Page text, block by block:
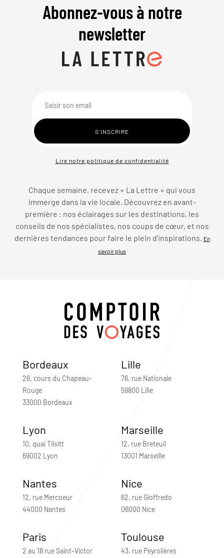
Abonnez-vous à notre
newsletter
Lire notre politique de confidentialité
Chaque semaine, recevez « La Lettre » qui vous
immerge dans la vie locale. Découvrez en avant-
première : nos éclairages sur les destinations, les
conseils de nos spécialistes, nos coups de cœur, et nos
dernières tendances pour faire le plein d’inspirations.
En
savoir plus
Bordeaux
26, cours du Chapeau-
Rouge
33000 Bordeaux
Lille
76, rue Nationale
59800 Lille
Lyon
10, quai Tilsitt
69002 Lyon
Marseille
12, rue Breteuil
13001 Marseille
Nantes
12, rue Mercoeur
44000 Nantes
Nice
62, rue Gioffredo
06000 Nice
Paris
2 au 18 rue Saint-Victor
Toulouse
43, rue Peyrolières